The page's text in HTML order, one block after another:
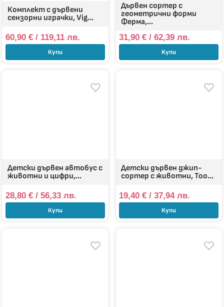
Комплект с дървени
сензорни играчки, Vig...
60,90 €/ 119,11 лв.
Купи
Дървен сортер с
геометрични форми
Ферма,...
31,90 €/ 62,39 лв.
Купи
Детски дървен автобус с
животни и цифри,...
28,80 €/ 56,33 лв.
Купи
Детски дървен джип-
сортер с животни, Too...
19,40 €/ 37,94 лв.
Купи